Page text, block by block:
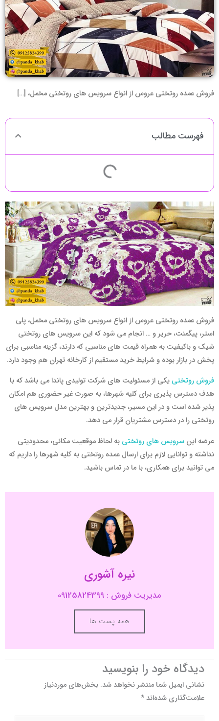
فروش عمده روتختی عروس از انواع سرویس های روتختی مخمل، […]
فهرست مطالب
فروش عمده روتختی عروس از انواع سرویس های روتختی مخمل، پلی
استر، پیگمنت، حریر و … انجام می شود که این سرویس های روتختی
شیک و باکیفیت به همراه قیمت های مناسبی که دارند، گزینه مناسبی برای
پخش در بازار بوده و شرایط خرید مستقیم از کارخانه تهران هم وجود دارد.
فروش روتختی یکی از مسئولیت های شرکت تولیدی پاندا می باشد که با
هدف دسترس پذیری برای کلیه شهرها، به صورت غیر حضوری هم امکان
پذیر شده است و در این مسیر، جدیدترین و بهترین مدل سرویس های
روتختی را در دسترس مشتریان قرار می دهد.
عرضه این سرویس های روتختی به لحاظ موقعیت مکانی، محدودیتی
نداشته و توانایی لازم برای ارسال عمده روتختی به کلیه شهرها را داریم که
می توانید برای همکاری، با ما در تماس باشید.
نیره آشوری
مدیریت فروش : 09125824399
همه پست ها
دیدگاه‌ خود را بنویسید
نشانی ایمیل شما منتشر نخواهد شد. بخش‌های موردنیاز
علامت‌گذاری شده‌اند*